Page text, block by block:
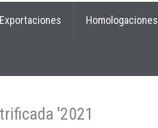
Exportaciones Homologaciones
'2021